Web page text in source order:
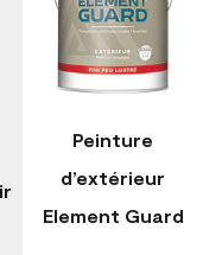
Peinture
d’extérieur
Element Guard